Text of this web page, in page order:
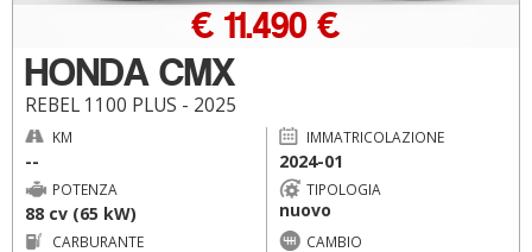
HONDA CMX
REBEL 1100 PLUS - 2025
€ 11.490 €
KM
--
IMMATRICOLAZIONE
2024-01
POTENZA
88 cv (65 kW)
TIPOLOGIA
nuovo
CARBURANTE CAMBIO